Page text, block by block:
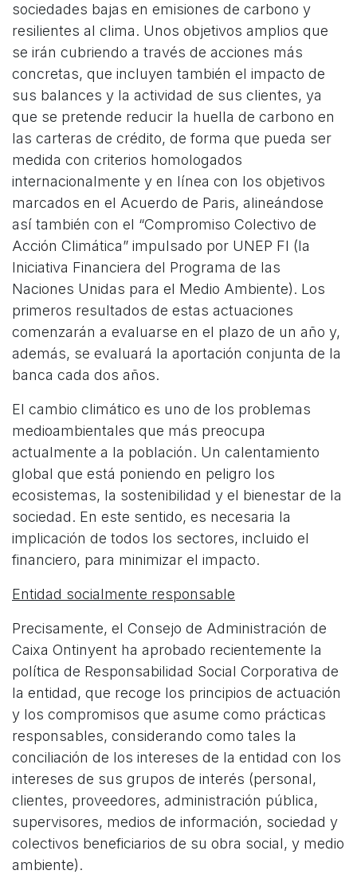
sociedades bajas en emisiones de carbono y
resilientes al clima. Unos objetivos amplios que
se irán cubriendo a través de acciones más
concretas, que incluyen también el impacto de
sus balances y la actividad de sus clientes, ya
que se pretende reducir la huella de carbono en
las carteras de crédito, de forma que pueda ser
medida con criterios homologados
internacionalmente y en línea con los objetivos
marcados en el Acuerdo de Paris, alineándose
así también con el “Compromiso Colectivo de
Acción Climática” impulsado por UNEP FI (la
Iniciativa Financiera del Programa de las
Naciones Unidas para el Medio Ambiente). Los
primeros resultados de estas actuaciones
comenzarán a evaluarse en el plazo de un año y,
además, se evaluará la aportación conjunta de la
banca cada dos años.
El cambio climático es uno de los problemas
medioambientales que más preocupa
actualmente a la población. Un calentamiento
global que está poniendo en peligro los
ecosistemas, la sostenibilidad y el bienestar de la
sociedad. En este sentido, es necesaria la
implicación de todos los sectores, incluido el
financiero, para minimizar el impacto.
Entidad socialmente responsable
Precisamente, el Consejo de Administración de
Caixa Ontinyent ha aprobado recientemente la
política de Responsabilidad Social Corporativa de
la entidad, que recoge los principios de actuación
y los compromisos que asume como prácticas
responsables, considerando como tales la
conciliación de los intereses de la entidad con los
intereses de sus grupos de interés (personal,
clientes, proveedores, administración pública,
supervisores, medios de información, sociedad y
colectivos beneficiarios de su obra social, y medio
ambiente).